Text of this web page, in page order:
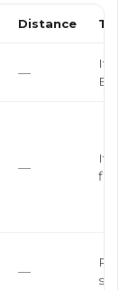
Distance Type
—
—
fine,
—